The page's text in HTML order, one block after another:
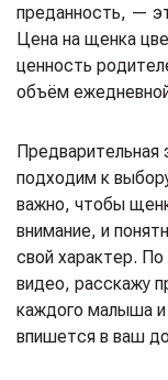
преданность, —
Цена на щенка
ценность
объём
подходим к
важно, чтобы
внимание, и
свой характер.
видео, расскажу
каждого малыша и
впишется в ваш